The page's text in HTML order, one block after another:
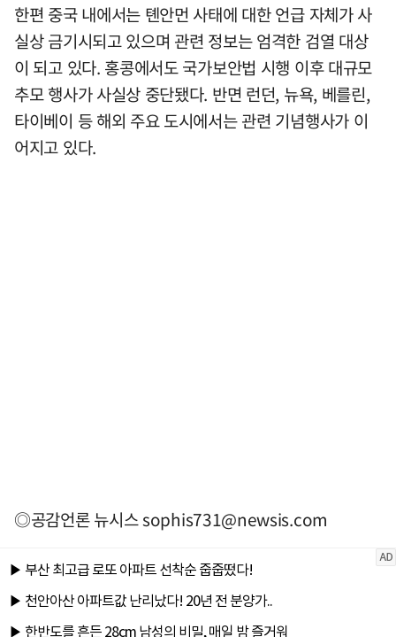
한편 중국 내에서는 톈안먼 사태에 대한 언급 자체가 사
실상 금기시되고 있으며 관련 정보는 엄격한 검열 대상
이 되고 있다. 홍콩에서도 국가보안법 시행 이후 대규모
추모 행사가 사실상 중단됐다. 반면 런던, 뉴욕, 베를린,
타이베이 등 해외 주요 도시에서는 관련 기념행사가 이
어지고 있다.
◎공감언론 뉴시스sophis731@newsis.com